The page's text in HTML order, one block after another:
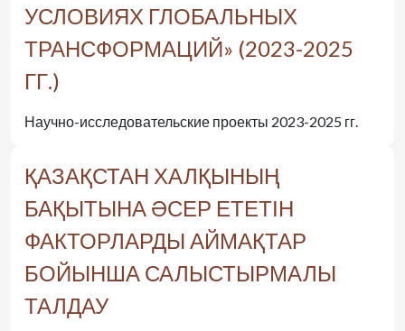
УСЛОВИЯХ ГЛОБАЛЬНЫХ
ТРАНСФОРМАЦИЙ» (2023-2025
ГГ.)
Научно-исследовательские проекты 2023-2025 гг.
ҚАЗАҚСТАН ХАЛҚЫНЫҢ
БАҚЫТЫНА ӘСЕР ЕТЕТІН
ФАКТОРЛАРДЫ АЙМАҚТАР
БОЙЫНША САЛЫСТЫРМАЛЫ
ТАЛДАУ